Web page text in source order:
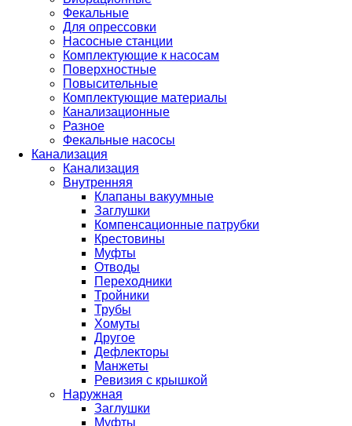
Фекальные
Для опрессовки
Насосные станции
Комплектующие к насосам
Поверхностные
Повысительные
Комплектующие материалы
Канализационные
Разное
Фекальные насосы
Канализация
Канализация
Внутренняя
Клапаны вакуумные
Заглушки
Компенсационные патрубки
Крестовины
Муфты
Отводы
Переходники
Тройники
Трубы
Хомуты
Другое
Дефлекторы
Манжеты
Ревизия с крышкой
Наружная
Заглушки
Муфты